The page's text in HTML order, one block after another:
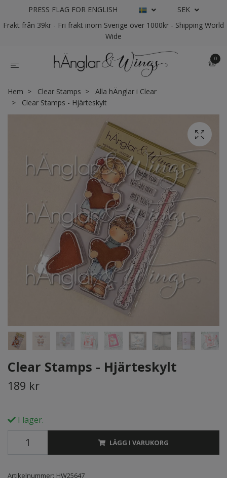
PRESS FLAG FOR ENGLISH
SEK
Frakt från 39kr - Fri frakt inom Sverige över 1000kr - Shipping World
Wide
0
Hem Clear Stamps
Alla hÄnglar i Clear
Clear Stamps - Hjärteskylt
Clear Stamps - Hjärteskylt
189 kr
I lager.
LÄGG I VARUKORG
Artikelnummer: HW25647